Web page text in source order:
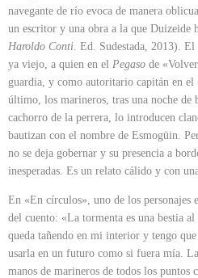
navegante de río evoca de manera
un escritor y una obra a la que Duizeide
Haroldo Conti. Ed. Sudestada, 2013). El
ya viejo, a quien en el Pegaso de
guardia, y como autoritario capitán en el
último, los marineros, tras una noche de
cachorro de la perrera, lo introducen
bautizan con el nombre de Esmogüin.
no se deja gobernar y su presencia a
inesperadas. Es un relato cálido y con
En «En círculos», uno de los personajes
del cuento: «La tormenta es una bestia al
queda tañendo en mi interior y tengo
usarla en un futuro como si fuera mía.
manos de marineros de todos los puntos